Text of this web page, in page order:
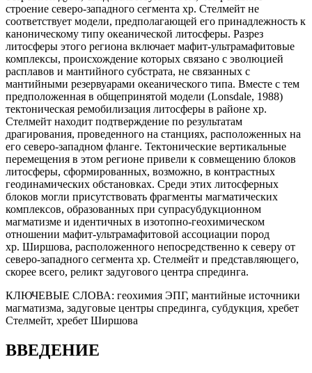
строение северо-западного сегмента хр. Стелмейт не
соответствует модели, предполагающей его принадлежность к
каноническому типу океанической литосферы. Разрез
литосферы этого региона включает мафит-ультрамафитовые
комплексы, происхождение которых связано с эволюцией
расплавов и мантийного субстрата, не связанных с
мантийными резервуарами океанического типа. Вместе с тем
предположенная в общепринятой модели (Lonsdale, 1988)
тектоническая ремобилизация литосферы в районе хр.
Стелмейт находит подтверждение по результатам
драгирования, проведенного на станциях, расположенных на
его северо-западном фланге. Тектонические вертикальные
перемещения в этом регионе привели к совмещению блоков
литосферы, сформированных, возможно, в контрастных
геодинамических обстановках. Среди этих литосферных
блоков могли присутствовать фрагменты магматических
комплексов, образованных при супрасубдукционном
магматизме и идентичных в изотопно-геохимическом
отношении мафит-ультрамафитовой ассоциации пород
хр. Ширшова, расположенного непосредственно к северу от
северо-западного сегмента хр. Стелмейт и представляющего,
скорее всего, реликт задугового центра спрединга.
КЛЮЧЕВЫЕ СЛОВА: геохимия ЭПГ, мантийные источники
магматизма, задуговые центры спрединга, субдукция, хребет
Стелмейт, хребет Ширшова
ВВЕДЕНИЕ